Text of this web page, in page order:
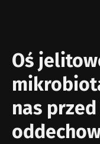
Oś
nas